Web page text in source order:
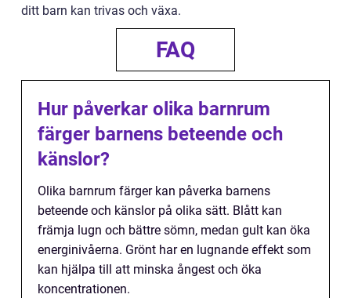
ditt barn kan trivas och växa.
FAQ
Hur påverkar olika barnrum
färger barnens beteende och
känslor?
Olika barnrum färger kan påverka barnens
beteende och känslor på olika sätt. Blått kan
främja lugn och bättre sömn, medan gult kan öka
energinivåerna. Grönt har en lugnande effekt som
kan hjälpa till att minska ångest och öka
koncentrationen.